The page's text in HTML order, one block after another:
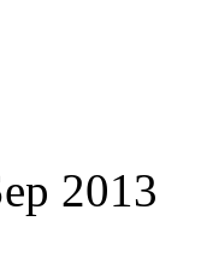
2013